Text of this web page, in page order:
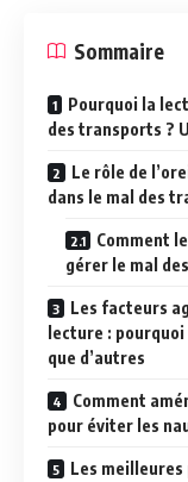
Sommaire
Pourquoi la
des transports ?
Le rôle de
dans le mal des
Comment
gérer le mal
Les facteurs
lecture :
que d’autres
Comment
pour éviter les
Les